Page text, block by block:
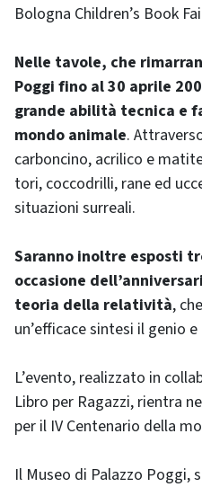
Bologna Children’s Book
Nelle tavole, che
Poggi fino al 30 aprile
grande abilità tecnica e
mondo animale.
carboncino, acrilico e
tori, coccodrilli, rane ed
situazioni surreali.
Saranno inoltre esposti
occasione
teoria della relatività,
un’efficace sintesi il genio
L’evento, realizzato in
Libro per Ragazzi, rientra
per il IV Centenario della
Il Museo di Palazzo Poggi,